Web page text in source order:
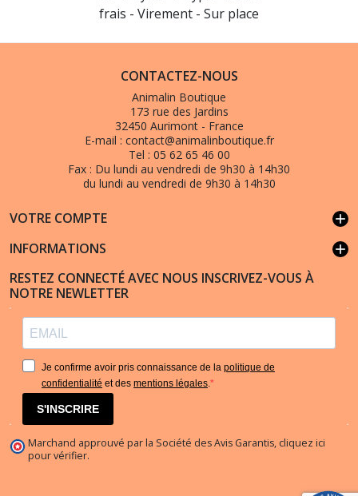
frais - Virement - Sur place
CONTACTEZ-NOUS
Animalin Boutique
173 rue des Jardins
32450 Aurimont - France
E-mail : contact@animalinboutique.fr
Tel : 05 62 65 46 00
Fax : Du lundi au vendredi de 9h30 à 14h30
du lundi au vendredi de 9h30 à 14h30
VOTRE COMPTE add
INFORMATIONS add
RESTEZ CONNECTÉ AVEC NOUS INSCRIVEZ-VOUS À
NOTRE NEWLETTER
Je confirme avoir pris connaissance de la politique de
confidentialité et des mentions légales.
S'INSCRIRE
Marchand approuvé par la Société des Avis Garantis, cliquez ici
pour vérifier.